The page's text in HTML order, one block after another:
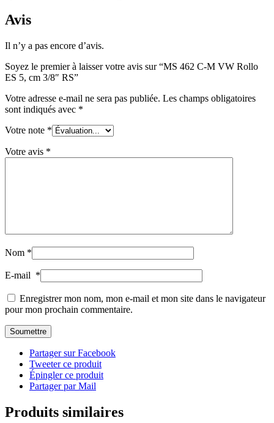
Avis
Il n’y a pas encore d’avis.
Soyez le premier à laisser votre avis sur “MS 462 C-M VW Rollo
ES 5, cm 3/8″ RS”
Votre adresse e-mail ne sera pas publiée. Les champs obligatoires
sont indiqués avec *
Votre note *
Votre avis *
Nom *
E-mail *
Enregistrer mon nom, mon e-mail et mon site dans le navigateur
pour mon prochain commentaire.
Partager sur Facebook
Tweeter ce produit
Épingler ce produit
Partager par Mail
Produits similaires